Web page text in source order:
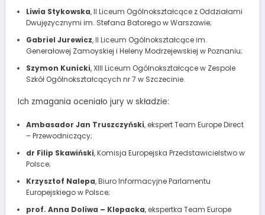
Liwia Stykowska, II Liceum Ogólnokształcące z Oddziałami
Dwujęzycznymi im. Stefana Batorego w Warszawie;
Gabriel Jurewicz, II Liceum Ogólnokształcące im.
Generałowej Zamoyskiej i Heleny Modrzejewskiej w Poznaniu;
Szymon Kunicki, XIII Liceum Ogólnokształcące w Zespole
Szkół Ogólnokształcących nr 7 w Szczecinie.
Ich zmagania oceniało jury w składzie:
Ambasador Jan Truszczyński, ekspert Team Europe Direct
– Przewodniczący;
dr Filip Skawiński, Komisja Europejska Przedstawicielstwo w
Polsce;
Krzysztof Nalepa, Biuro Informacyjne Parlamentu
Europejskiego w Polsce;
prof. Anna Doliwa – Klepacka, ekspertka Team Europe